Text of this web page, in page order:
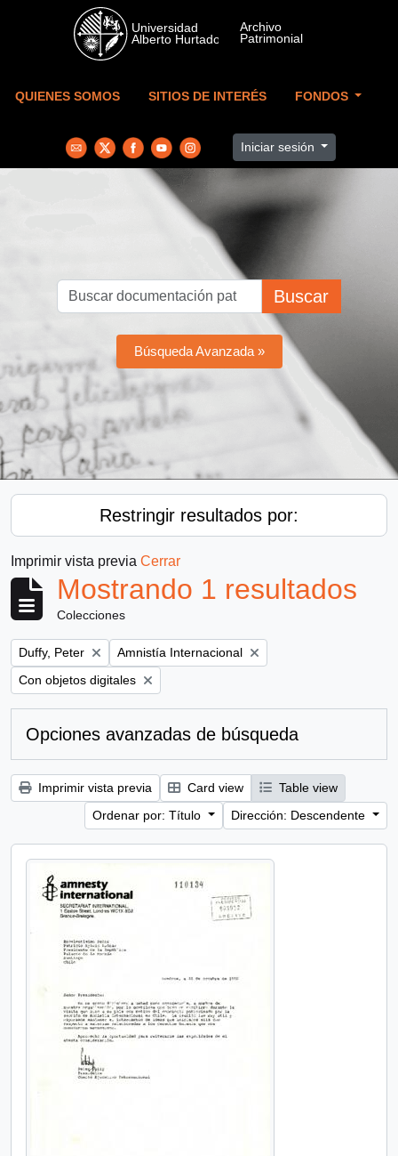
Skip to main content
QUIENES SOMOS SITIOS DE INTERÉS FONDOS
Iniciar sesión
Buscar
Búsqueda Avanzada »
Restringir resultados por:
Imprimir vista previa Cerrar
Mostrando 1 resultados
Colecciones
Remove filter:
Duffy, Peter Remove filter:
Amnistía Internacional
Remove filter:
Con objetos digitales
Opciones avanzadas de búsqueda
Imprimir vista previa Card view
Table view
Ordenar por: Título
Dirección: Descendente